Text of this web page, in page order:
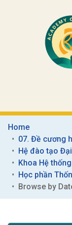
Home
07. Đề cương
Hệ đào tạo
Khoa Hệ
Học phần
Browse by